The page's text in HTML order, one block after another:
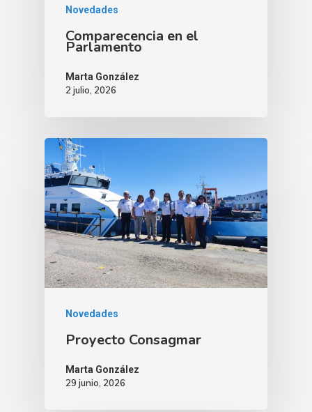
Novedades
Comparecencia en el
Parlamento
Marta González
2 julio, 2026
Novedades
Proyecto Consagmar
Marta González
29 junio, 2026